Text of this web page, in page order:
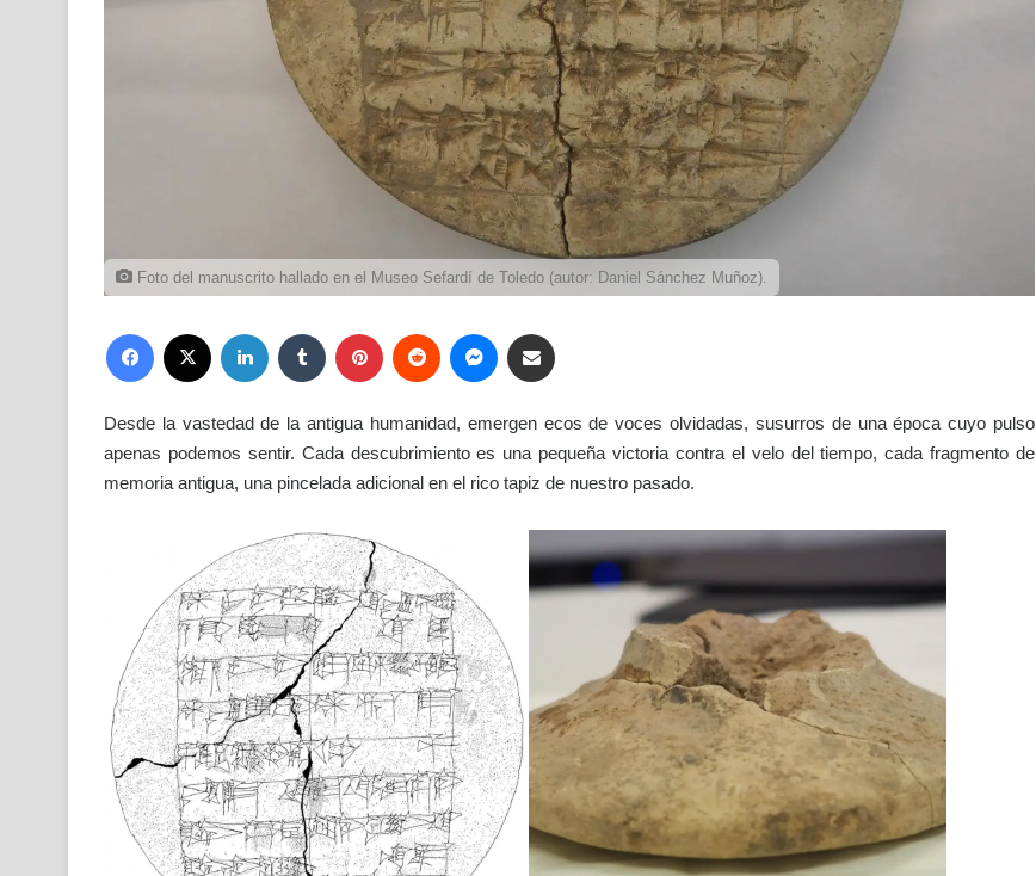
Foto del manuscrito hallado en el Museo Sefardí de Toledo (autor: Daniel Sánchez Muñoz).
Facebook LinkedIn Tumblr Pinterest Reddit Messenger
Desde la vastedad de la antigua humanidad, emergen ecos de voces olvidadas, susurros de una época cuyo pulso
apenas podemos sentir. Cada descubrimiento es una pequeña victoria contra el velo del tiempo, cada fragmento de
memoria antigua, una pincelada adicional en el rico tapiz de nuestro pasado.